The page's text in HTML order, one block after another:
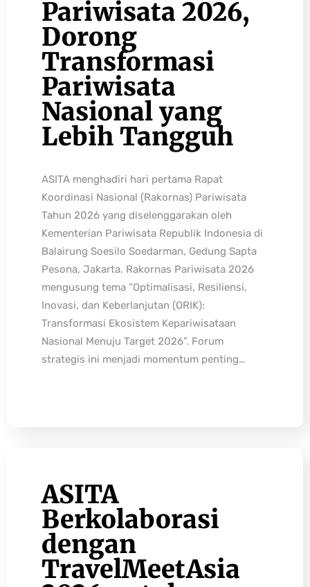
Pariwisata 2026,
Dorong
Transformasi
Pariwisata
Nasional yang
Lebih Tangguh
ASITA menghadiri hari pertama Rapat
Koordinasi Nasional (Rakornas) Pariwisata
Tahun 2026 yang diselenggarakan oleh
Kementerian Pariwisata Republik Indonesia di
Balairung Soesilo Soedarman, Gedung Sapta
Pesona, Jakarta. Rakornas Pariwisata 2026
mengusung tema “Optimalisasi, Resiliensi,
Inovasi, dan Keberlanjutan (ORIK):
Transformasi Ekosistem Kepariwisataan
Nasional Menuju Target 2026”. Forum
strategis ini menjadi momentum penting…
ASITA
Berkolaborasi
dengan
TravelMeetAsia